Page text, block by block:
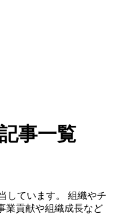
事一覧
しています。 組織やチ
業貢献や組織成長など